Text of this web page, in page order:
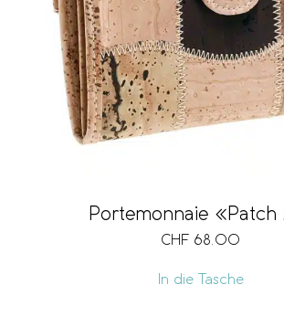
Portemonnaie «Patch
CHF 68.00
In die Tasche